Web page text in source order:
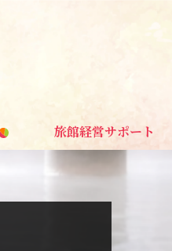
旅館経営サポート